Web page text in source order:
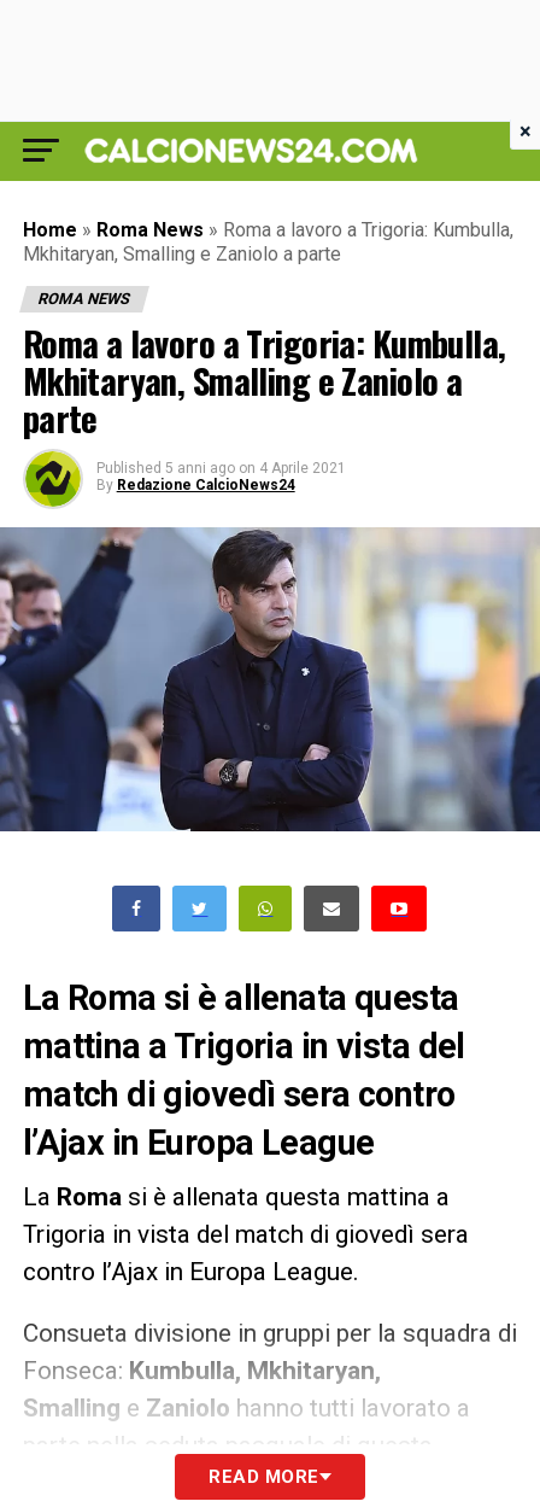
Home » Roma News » Roma a lavoro a Trigoria: Kumbulla,
Mkhitaryan, Smalling e Zaniolo a parte
ROMA NEWS
Roma a lavoro a Trigoria: Kumbulla,
Mkhitaryan, Smalling e Zaniolo a
parte
Published 5 anni ago on 4 Aprile 2021
By Redazione CalcioNews24
La Roma si è allenata questa
mattina a Trigoria in vista del
match di giovedì sera contro
l’Ajax in Europa League
La Romasi è allenata questa mattina a
Trigoria in vista del match di giovedì sera
contro l’Ajax in Europa League.
Consueta divisione in gruppi per la squadra di
Fonseca: Kumbulla, Mkhitaryan,
Smalling e Zaniolo hanno tutti lavorato a
parte nella seduta pasquale di questa
READ MORE
×